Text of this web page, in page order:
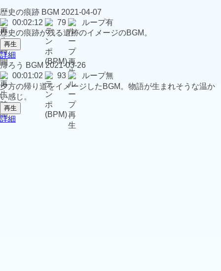
歴史の痕跡 BGM 2021-04-07
00:02:12
79
ループ有
歴史の痕跡が残る遺跡のイメージのBGM。
再生
詳細
帰ろう BGM 2021-03-26
00:01:02
93
ループ無
夕方の帰り道をイメージしたBGM。物語が生まれそうな温か
い感じ。
再生
詳細